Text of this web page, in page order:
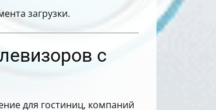
загрузки.
с
для гостиниц, компаний